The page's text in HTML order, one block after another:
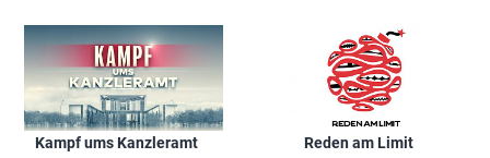
Kampf ums Kanzleramt Reden am Limit